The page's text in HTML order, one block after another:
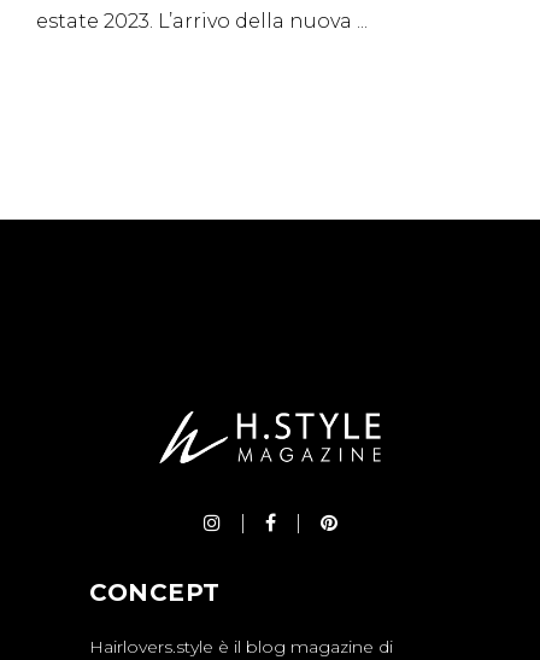
estate 2023. L’arrivo della nuova
CONCEPT
Hairlovers.style è il blog magazine di